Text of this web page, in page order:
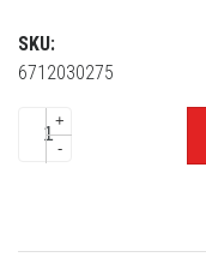
SKU:
6712030275
+
-